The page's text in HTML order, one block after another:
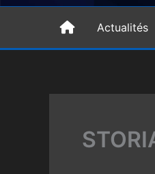
H Actualités